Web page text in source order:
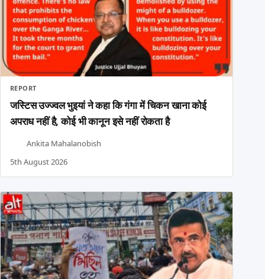
REPORT
जस्टिस उज्ज्वल भुइयां ने कहा कि गंगा में चिकन खाना कोई
अपराध नहीं है, कोई भी कानून इसे नहीं रोकता है
Ankita Mahalanobish
5th August 2026